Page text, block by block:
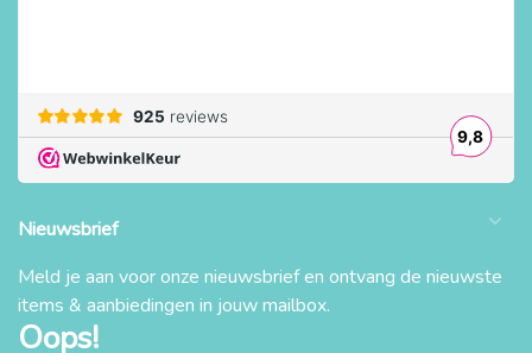
Nieuwsbrief
Meld je aan voor onze nieuwsbrief en ontvang de nieuwste
items & aanbiedingen in jouw mailbox.
Oops!